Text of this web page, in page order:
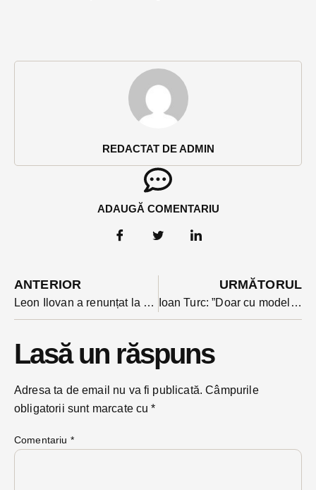
REDACTAT DE ADMIN
ADAUGĂ COMENTARIU
ANTERIOR
Leon Ilovan a renunțat la haina militară pentru candidatura la Primăria Rebrișoara
URMĂTORUL
Ioan Turc: ”Doar cu modele de bune practici ieșim din fundatura în care ne-a băgat PSD-ul”
Lasă un răspuns
Adresa ta de email nu va fi publicată. Câmpurile
obligatorii sunt marcate cu*
Comentariu *